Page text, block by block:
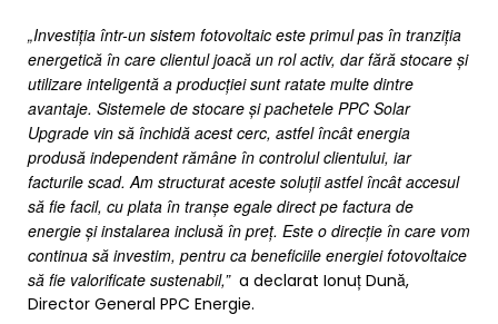
„Investiția într-un sistem fotovoltaic este primul pas în tranziția
energetică în care clientul joacă un rol activ, dar fără stocare și
utilizare inteligentă a producției sunt ratate multe dintre
avantaje. Sistemele de stocare și pachetele PPC Solar
Upgrade vin să închidă acest cerc, astfel încât energia
produsă independent rămâne în controlul clientului, iar
facturile scad. Am structurat aceste soluții astfel încât accesul
să fie facil, cu plata în tranșe egale direct pe factura de
energie și instalarea inclusă în preț. Este o direcție în care vom
continua să investim, pentru ca beneficiile energiei fotovoltaice
să fie valorificate sustenabil,” a declarat Ionuț Dună,
Director General PPC Energie.